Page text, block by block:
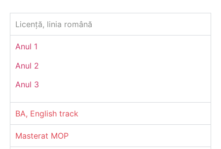
Licență, linia română
Anul 1
Anul 2
Anul 3
BA, English track
Masterat MOP